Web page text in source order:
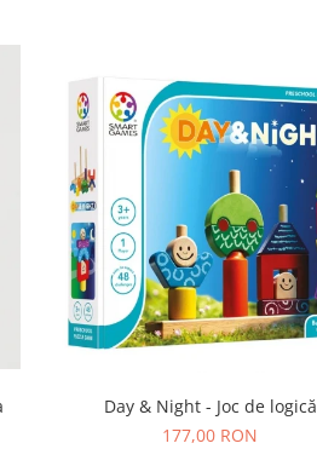
Day & Night - Joc de logică
177,00 RON